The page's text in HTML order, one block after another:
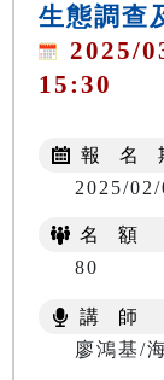
生態調查
2025/
15:30
報 名
2025/
名 額
80
講 師
廖鴻基/